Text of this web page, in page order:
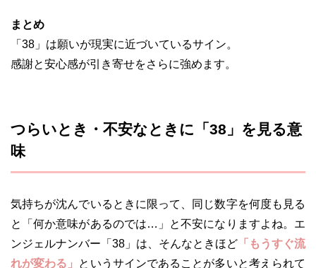
まとめ
「38」は願いが現実に近づいているサイン。
感謝と安心感が引き寄せをさらに強めます。
つらいとき・不安なときに「38」を見る意
味
気持ちが沈んでいるときに限って、同じ数字を何度も見る
と「何か意味があるのでは…」と不安になりますよね。エ
ンジェルナンバー「38」は、そんなときほど 「もうすぐ流
れが変わる」 というサインであることが多いと考えられて